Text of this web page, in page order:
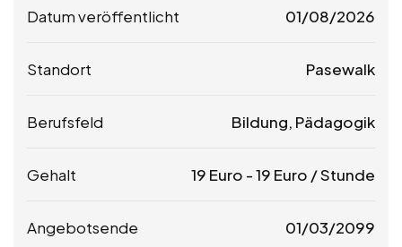
Datum veröffentlicht 01/08/2026
Standort Pasewalk
Berufsfeld Bildung, Pädagogik
Gehalt 19 Euro -19 Euro / Stunde
Angebotsende 01/03/2099